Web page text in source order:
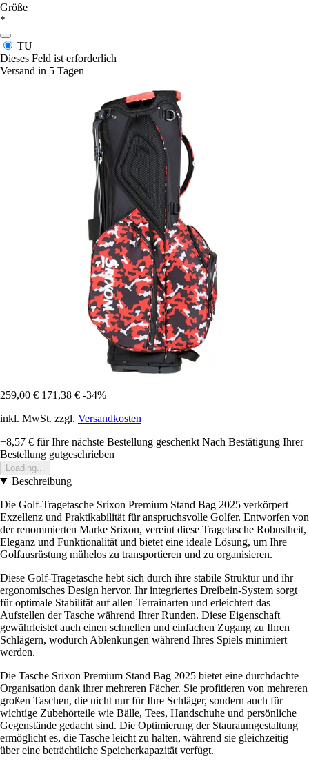
Größe
*
TU
Dieses Feld ist erforderlich
Versand in 5 Tagen
259,00 € 171,38 € -34%
inkl. MwSt. zzgl. Versandkosten
+8,57 € für Ihre nächste Bestellung geschenkt Nach Bestätigung Ihrer
Bestellung gutgeschrieben
Loading...
Beschreibung
Die Golf-Tragetasche Srixon Premium Stand Bag 2025 verkörpert
Exzellenz und Praktikabilität für anspruchsvolle Golfer. Entworfen von
der renommierten Marke Srixon, vereint diese Tragetasche Robustheit,
Eleganz und Funktionalität und bietet eine ideale Lösung, um Ihre
Golfausrüstung mühelos zu transportieren und zu organisieren.
Diese Golf-Tragetasche hebt sich durch ihre stabile Struktur und ihr
ergonomisches Design hervor. Ihr integriertes Dreibein-System sorgt
für optimale Stabilität auf allen Terrainarten und erleichtert das
Aufstellen der Tasche während Ihrer Runden. Diese Eigenschaft
gewährleistet auch einen schnellen und einfachen Zugang zu Ihren
Schlägern, wodurch Ablenkungen während Ihres Spiels minimiert
werden.
Die Tasche Srixon Premium Stand Bag 2025 bietet eine durchdachte
Organisation dank ihrer mehreren Fächer. Sie profitieren von mehreren
großen Taschen, die nicht nur für Ihre Schläger, sondern auch für
wichtige Zubehörteile wie Bälle, Tees, Handschuhe und persönliche
Gegenstände gedacht sind. Die Optimierung der Stauraumgestaltung
ermöglicht es, die Tasche leicht zu halten, während sie gleichzeitig
über eine beträchtliche Speicherkapazität verfügt.